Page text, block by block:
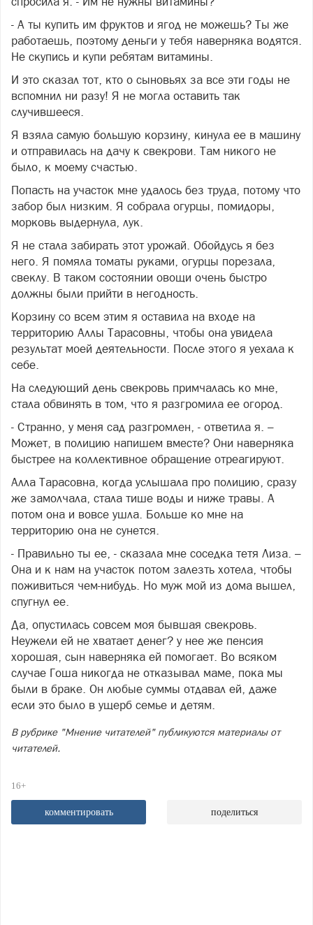
- А ты купить им фруктов и ягод не можешь? Ты же
работаешь, поэтому деньги у тебя наверняка водятся.
Не скупись и купи ребятам витамины.
И это сказал тот, кто о сыновьях за все эти годы не
вспомнил ни разу! Я не могла оставить так
случившееся.
Я взяла самую большую корзину, кинула ее в машину
и отправилась на дачу к свекрови. Там никого не
было, к моему счастью.
Попасть на участок мне удалось без труда, потому что
забор был низким. Я собрала огурцы, помидоры,
морковь выдернула, лук.
Я не стала забирать этот урожай. Обойдусь я без
него. Я помяла томаты руками, огурцы порезала,
свеклу. В таком состоянии овощи очень быстро
должны были прийти в негодность.
Корзину со всем этим я оставила на входе на
территорию Аллы Тарасовны, чтобы она увидела
результат моей деятельности. После этого я уехала к
себе.
На следующий день свекровь примчалась ко мне,
стала обвинять в том, что я разгромила ее огород.
- Странно, у меня сад разгромлен, - ответила я. –
Может, в полицию напишем вместе? Они наверняка
быстрее на коллективное обращение отреагируют.
Алла Тарасовна, когда услышала про полицию, сразу
же замолчала, стала тише воды и ниже травы. А
потом она и вовсе ушла. Больше ко мне на
территорию она не сунется.
- Правильно ты ее, - сказала мне соседка тетя Лиза. –
Она и к нам на участок потом залезть хотела, чтобы
поживиться чем-нибудь. Но муж мой из дома вышел,
спугнул ее.
Да, опустилась совсем моя бывшая свекровь.
Неужели ей не хватает денег? у нее же пенсия
хорошая, сын наверняка ей помогает. Во всяком
случае Гоша никогда не отказывал маме, пока мы
были в браке. Он любые суммы отдавал ей, даже
если это было в ущерб семье и детям.
В рубрике "Мнение читателей" публикуются материалы от
читателей.
16+
комментировать поделиться